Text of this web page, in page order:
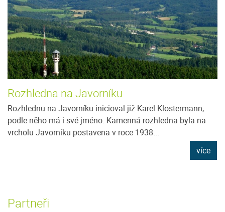
Rozhledna na Javorníku
Rozhlednu na Javorníku inicioval již Karel Klostermann,
podle něho má i své jméno. Kamenná rozhledna byla na
vrcholu Javorníku postavena v roce 1938...
více
Partneři